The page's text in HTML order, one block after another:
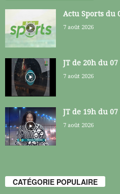
Actu Sports du
7 août 2026
JT de 20h du
7 août 2026
JT de 19h du
7 août 2026
CATÉGORIE POPULAIRE